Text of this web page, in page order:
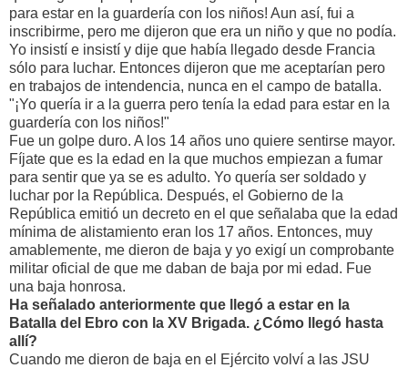
para estar en la guardería con los niños! Aun así, fui a
inscribirme, pero me dijeron que era un niño y que no podía.
Yo insistí e insistí y dije que había llegado desde Francia
sólo para luchar. Entonces dijeron que me aceptarían pero
en trabajos de intendencia, nunca en el campo de batalla.
"¡Yo quería ir a la guerra pero tenía la edad para estar en la
guardería con los niños!"
Fue un golpe duro. A los 14 años uno quiere sentirse mayor.
Fíjate que es la edad en la que muchos empiezan a fumar
para sentir que ya se es adulto. Yo quería ser soldado y
luchar por la República. Después, el Gobierno de la
República emitió un decreto en el que señalaba que la edad
mínima de alistamiento eran los 17 años. Entonces, muy
amablemente, me dieron de baja y yo exigí un comprobante
militar oficial de que me daban de baja por mi edad. Fue
una baja honrosa.
Ha señalado anteriormente que llegó a estar en la
Batalla del Ebro con la XV Brigada. ¿Cómo llegó hasta
allí?
Cuando me dieron de baja en el Ejército volví a las JSU